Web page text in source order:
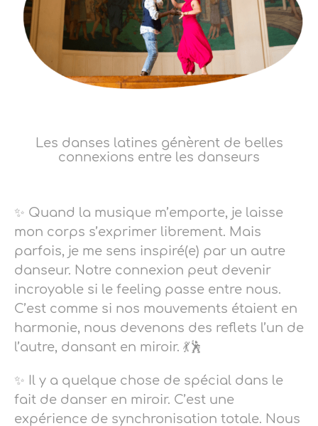
Les danses latines génèrent de belles
connexions entre les danseurs
✨ Quand la musique m’emporte, je laisse
mon corps s’exprimer librement. Mais
parfois, je me sens inspiré(e) par un autre
danseur. Notre connexion peut devenir
incroyable si le feeling passe entre nous.
C’est comme si nos mouvements étaient en
harmonie, nous devenons des reflets l’un de
l’autre, dansant en miroir. 💃🕺
✨ Il y a quelque chose de spécial dans le
fait de danser en miroir. C’est une
expérience de synchronisation totale. Nous